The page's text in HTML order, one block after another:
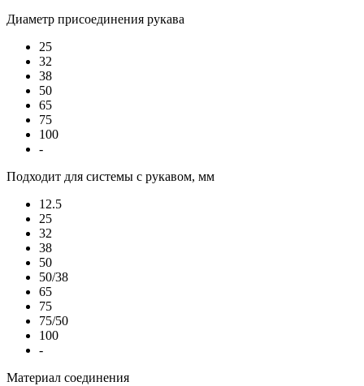
Диаметр присоединения рукава
25
32
38
50
65
75
100
-
Подходит для системы с рукавом, мм
12.5
25
32
38
50
50/38
65
75
75/50
100
-
Материал соединения